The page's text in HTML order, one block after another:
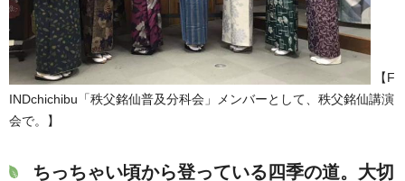
【F
INDchichibu「秩父銘仙普及分科会」メンバーとして、秩父銘仙講演
会で。】
ちっちゃい頃から登っている四季の道。大切